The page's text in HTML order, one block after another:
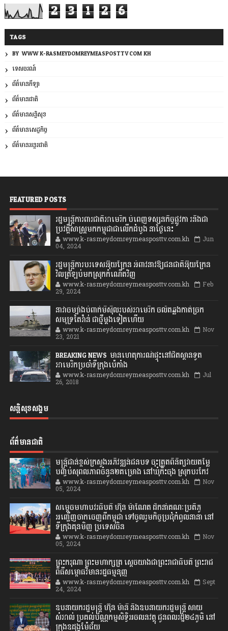
2 3 1 2 6
TAGS
BY: WWW.K-RASMEYDOMREYMEASPOSTTV.COM.KH
ទេសចរណ៍
ព័ត៌មានកីឡា
ព័ត៌មានជាតិ
ព័ត៌មានសន្តិសុខ
ព័ត៌មានសេដ្ឋកិច្ច
ព័ត៌មានអន្តរជាតិ
FEATURED POSTS
រដ្ឋមន្រ្តីការពារជាតិអាមេរិក បំពេញទស្សនកិច្ចផ្លូវកា រនិងជា
ប្រវត្តិសាស្រ្តមកកម្ពុជាជាលើកដំបូង នាថ្ងៃនេះ
www.k-rasmeydomreymeasposttv.com.kh Jun
04, 2024
រដ្ឋមន្ត្រីការបរទេសអ៊ុយក្រែន អំពាវនាវឱ្យជនជាតិអ៊ុយក្រែន
វិលត្រឡប់មកស្រុកកំណើតវិញ
www.k-rasmeydomreymeasposttv.com.kh Feb
29, 2024
នាវាចម្បាំងបំពាក់មីស៊ីលរបស់អាមេរិក ចល័តឆ្លងកាត់ច្រក
សមុទ្រតៃវ៉ាន់ ជាថ្មីម្តងទៀតហើយ
www.k-rasmeydomreymeasposttv.com.kh Nov
23, 2021
BREAKING NEWS: មានហេតុការណ៍ផ្ទុះនៅជិតស្ថានទូត
អាមេរិកប្រចាំទីក្រុងប៉េកាំង
www.k-rasmeydomreymeasposttv.com.kh Jul
26, 2018
សន្តិសុខសង្គម
ព័ត៌មានជាតិ
មន្ត្រីជាន់ខ្ពស់ក្រសួងអភិវឌ្ឍន៍ជនបទ ចុះត្រួតពិនិត្យវាយតម្លៃ
បញ្ចប់សុពលភាពចំនួន២គម្រោង នៅឃុំកិះចុង ស្រុកបរកែវ
www.k-rasmeydomreymeasposttv.com.kh Nov
05, 2024
សម្តេចមហាបវរធិបតី ហ៊ុន ម៉ាណែត ដឹកនាំគណៈប្រតិភូ
អញ្ជើញចាកចេញពីកម្ពុជា ទៅចូលរួមកិច្ចប្រជុំកំពូលនានា នៅ
ទីក្រុងគុនមិញ ប្រទេសចិន
www.k-rasmeydomreymeasposttv.com.kh Nov
05, 2024
ព្រះករុណា ព្រះមហាក្សត្រ ស្តេចយាងជាព្រះរាជាធិបតី ព្រះរាជ
ពិធីសម្ពោធវិមានរដ្ឋធម្មនុញ្ញ
www.k-rasmeydomreymeasposttv.com.kh Sept
24, 2024
ឧបនាយករដ្ឋមន្ដ្រី ហ៊ុន ម៉ានី និងឧបនាយករដ្ឋមន្ដ្រី សាយ
សំអាល់ ប្រគល់បណ្ណកម្មសិទ្ធិអចលនវត្ថុ ជូនពលរដ្ឋ២៤ភូមិ នៅ
ក្រុងឧដុង្គម៉ែជ័យ